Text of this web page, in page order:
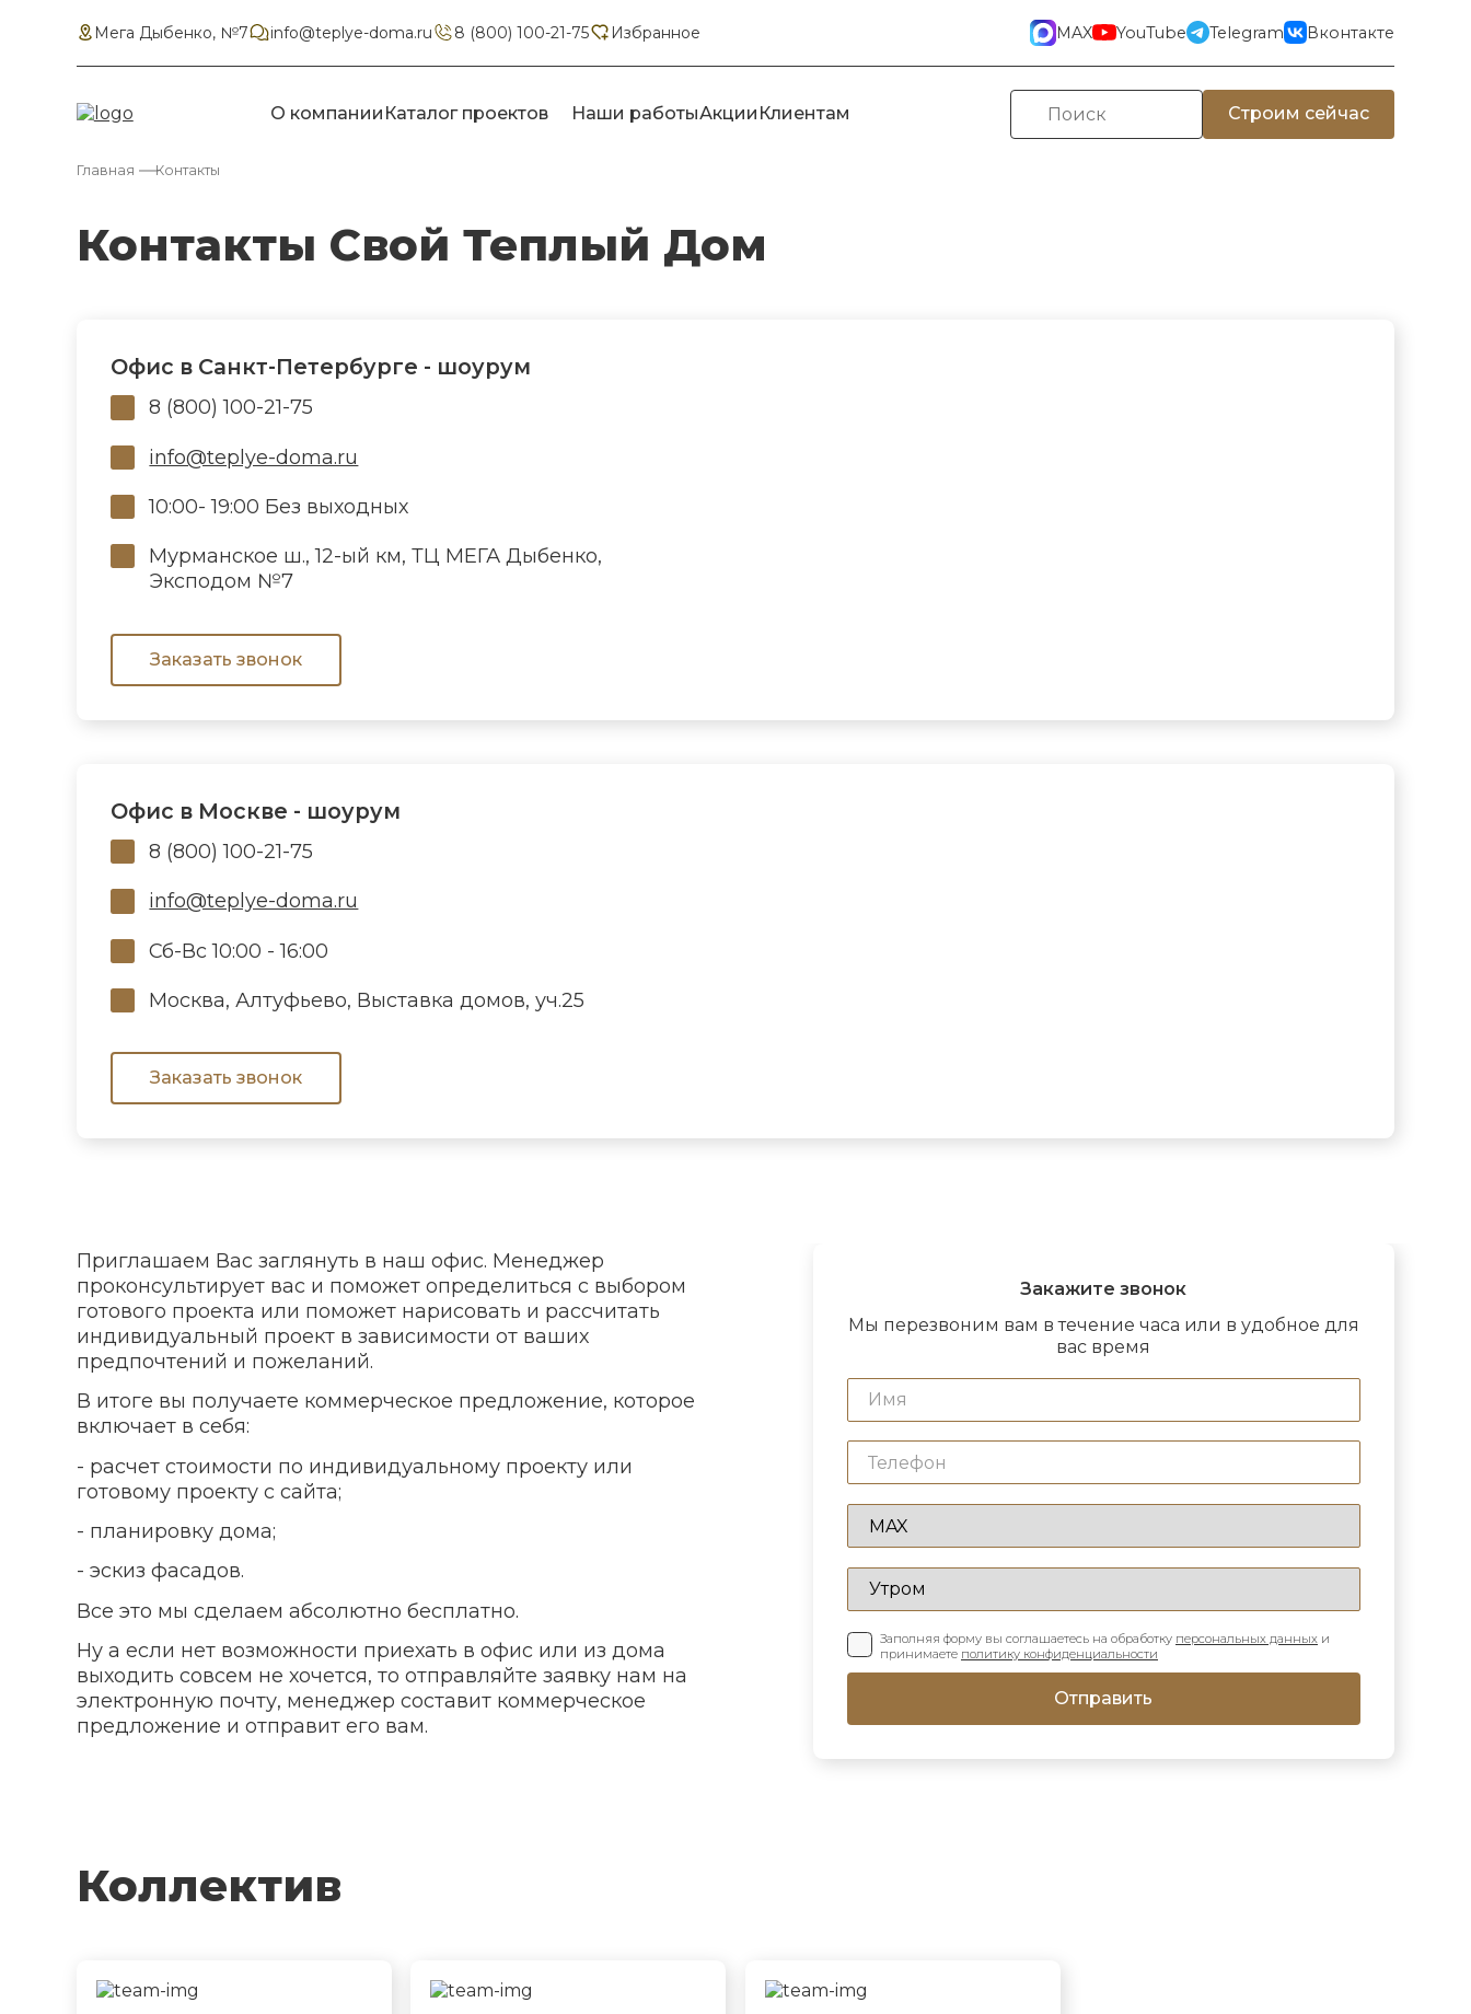
Мега Дыбенко, №7 info@teplye-doma.ru 8 (800) 100-21-75 Избранное MAX YouTube Telegram Вконтакте
О компании Каталог проектов Наши работыАкции Клиентам Строим сейчас
Главная Контакты
Контакты Свой Теплый Дом
Офис в Санкт-Петербурге - шоурум
8 (800) 100-21-75
info@teplye-doma.ru
10:00- 19:00 Без выходных
Мурманское ш., 12-ый км, ТЦ МЕГА Дыбенко,
Эксподом №7
Заказать звонок
Офис в Москве - шоурум
8 (800) 100-21-75
info@teplye-doma.ru
Сб-Вс 10:00 - 16:00
Москва, Алтуфьево, Выставка домов, уч.25
Заказать звонок
Приглашаем Вас заглянуть в наш офис. Менеджер
проконсультирует вас и поможет определиться с выбором
готового проекта или поможет нарисовать и рассчитать
индивидуальный проект в зависимости от ваших
предпочтений и пожеланий.
В итоге вы получаете коммерческое предложение, которое
включает в себя:
- расчет стоимости по индивидуальному проекту или
готовому проекту с сайта;
- планировку дома;
- эскиз фасадов.
Все это мы сделаем абсолютно бесплатно.
Ну а если нет возможности приехать в офис или из дома
выходить совсем не хочется, то отправляйте заявку нам на
электронную почту, менеджер составит коммерческое
предложение и отправит его вам.
Закажите звонок
Мы перезвоним вам в течение часа или в удобное для
вас время
Заполняя форму вы соглашаетесь на обработку персональных данных и
принимаете политику конфиденциальности
Отправить
Коллектив